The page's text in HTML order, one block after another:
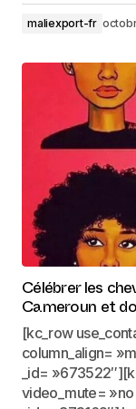
maliexport-fr
Célébrer les
Cameroun et
[kc_row
column_align=
_id=
video_mute=